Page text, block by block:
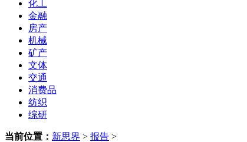
化工
金融
房产
机械
矿产
文体
交通
消费品
纺织
综研
当前位置： 新思界 > 报告 >